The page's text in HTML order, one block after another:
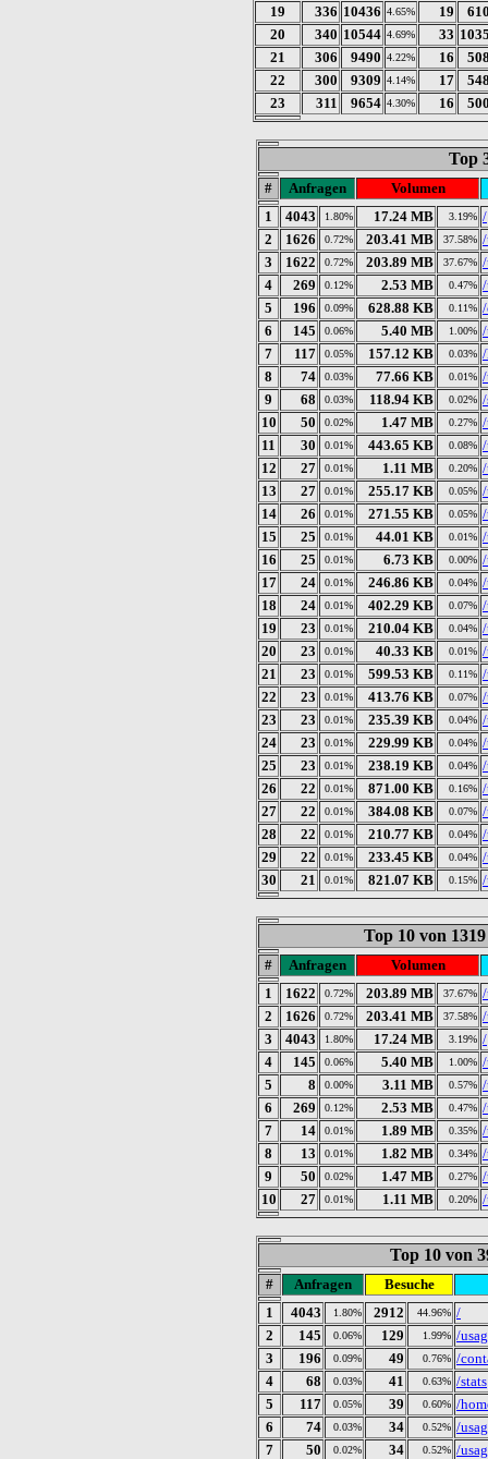
19 336 10436 4.65% 19
20
340 10544 4.69% 33
21
306 9490 4.22% 16
22
300 9309 4.14% 17
23
311 9654 4.30% 16
Top
# Anfragen
Volumen
1
4043 1.80% 17.24 MB 3.19% /
2
1626 0.72% 203.41 MB 37.58%
3
1622 0.72% 203.89 MB 37.67%
4
269 0.12% 2.53 MB 0.47%
5
196 0.09% 628.88 KB 0.11%
6
145 0.06% 5.40 MB 1.00%
7
117 0.05% 157.12 KB 0.03%
8
74 0.03% 77.66 KB 0.01%
9
68 0.03% 118.94 KB 0.02%
10
50 0.02% 1.47 MB 0.27%
11
30 0.01% 443.65 KB 0.08%
12
27 0.01% 1.11 MB 0.20%
13
27 0.01% 255.17 KB 0.05%
14
26 0.01% 271.55 KB 0.05%
15
25 0.01% 44.01 KB 0.01%
16
25 0.01% 6.73 KB 0.00%
17
24 0.01% 246.86 KB 0.04%
18
24 0.01% 402.29 KB 0.07%
19
23 0.01% 210.04 KB 0.04%
20
23 0.01% 40.33 KB 0.01%
21
23 0.01% 599.53 KB 0.11%
22
23 0.01% 413.76 KB 0.07%
23
23 0.01% 235.39 KB 0.04%
24
23 0.01% 229.99 KB 0.04%
25
23 0.01% 238.19 KB 0.04%
26
22 0.01% 871.00 KB 0.16%
27
22 0.01% 384.08 KB 0.07%
28
22 0.01% 210.77 KB 0.04%
29
22 0.01% 233.45 KB 0.04%
30
21 0.01% 821.07 KB 0.15%
Top 10 von
# Anfragen
Volumen
1
1622 0.72% 203.89 MB 37.67%
2
1626 0.72% 203.41 MB 37.58%
3
4043 1.80% 17.24 MB 3.19% /
4
145 0.06% 5.40 MB 1.00%
5
8 0.00% 3.11 MB 0.57%
6
269 0.12% 2.53 MB 0.47%
7
14 0.01% 1.89 MB 0.35%
8
13 0.01% 1.82 MB 0.34%
9
50 0.02% 1.47 MB 0.27%
10
27 0.01% 1.11 MB 0.20%
Top 10 von
# Anfragen
Besuche
1
4043 1.80% 2912 44.96% /
2
145 0.06% 129 1.99% /
3
196 0.09% 49 0.76% /
4
68 0.03% 41 0.63% /stats
5
117 0.05% 39 0.60% /
6
74 0.03% 34 0.52% /
7
50 0.02% 34 0.52% /